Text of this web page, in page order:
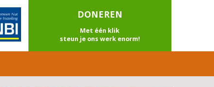
DONEREN
Met één klik
steun je ons werk enorm!